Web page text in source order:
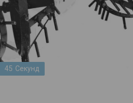
45 Секунд